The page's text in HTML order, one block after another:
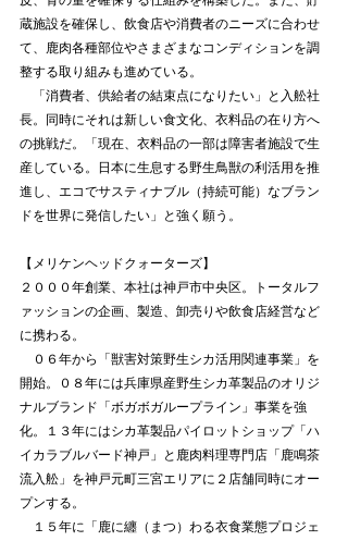
蔵施設を確保し、飲食店や消費者のニーズに合わせ
て、鹿肉各種部位やさまざまなコンディションを調
整する取り組みも進めている。
「消費者、供給者の結束点になりたい」と入舩社
長。同時にそれは新しい食文化、衣料品の在り方へ
の挑戦だ。「現在、衣料品の一部は障害者施設で生
産している。日本に生息する野生鳥獣の利活用を推
進し、エコでサスティナブル（持続可能）なブラン
ドを世界に発信したい」と強く願う。
【メリケンヘッドクォーターズ】
２０００年創業、本社は神戸市中央区。トータルフ
ァッションの企画、製造、卸売りや飲食店経営など
に携わる。
０６年から「獣害対策野生シカ活用関連事業」を
開始。０８年には兵庫県産野生シカ革製品のオリジ
ナルブランド「ボガボガループライン」事業を強
化。１３年にはシカ革製品パイロットショップ「ハ
イカラブルバード神戸」と鹿肉料理専門店「鹿鳴茶
流入舩」を神戸元町三宮エリアに２店舗同時にオー
プンする。
１５年に「鹿に纏（まつ）わる衣食業態プロジェ